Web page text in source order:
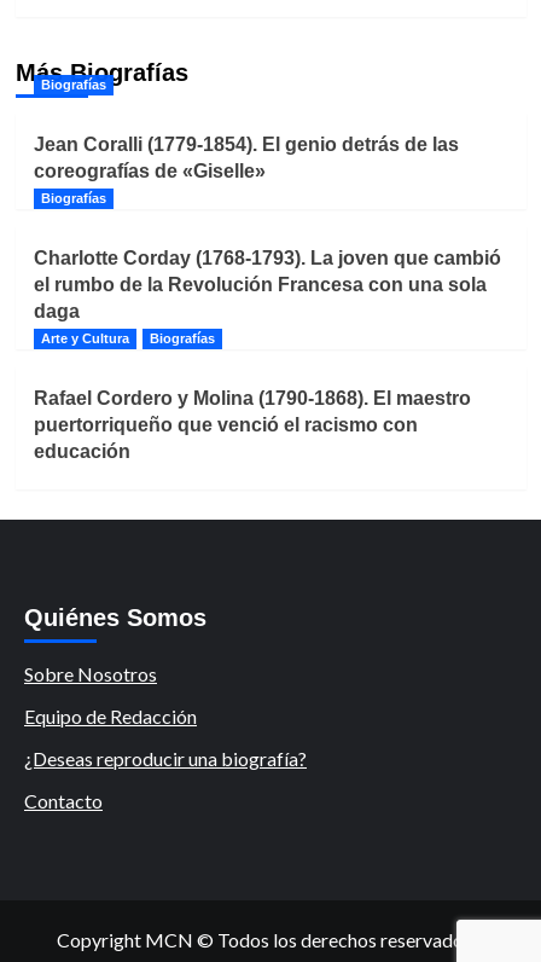
Más Biografías
Biografías
Jean Coralli (1779-1854). El genio detrás de las
coreografías de «Giselle»
Biografías
Charlotte Corday (1768-1793). La joven que cambió
el rumbo de la Revolución Francesa con una sola
daga
Arte y Cultura Biografías
Rafael Cordero y Molina (1790-1868). El maestro
puertorriqueño que venció el racismo con
educación
Quiénes Somos
Sobre Nosotros
Equipo de Redacción
¿Deseas reproducir una biografía?
Contacto
Copyright MCN © Todos los derechos reservados.